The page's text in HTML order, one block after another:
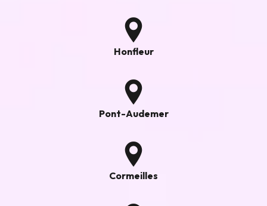
Honfleur
Pont-Audemer
Cormeilles